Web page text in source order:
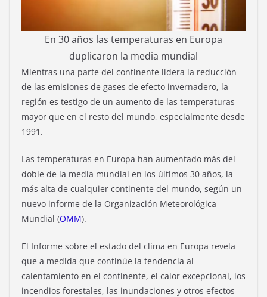
En 30 años las temperaturas en Europa
duplicaron la media mundial
Mientras una parte del continente lidera la reducción
de las emisiones de gases de efecto invernadero, la
región es testigo de un aumento de las temperaturas
mayor que en el resto del mundo, especialmente desde
1991.
Las temperaturas en Europa han aumentado más del
doble de la media mundial en los últimos 30 años, la
más alta de cualquier continente del mundo, según un
nuevo informe de la Organización Meteorológica
Mundial (OMM).
El Informe sobre el estado del clima en Europa revela
que a medida que continúe la tendencia al
calentamiento en el continente, el calor excepcional, los
incendios forestales, las inundaciones y otros efectos